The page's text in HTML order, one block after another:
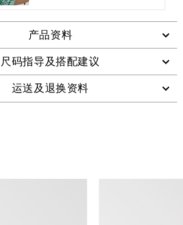
产品资料
尺码指导及搭配建议
运送及退换资料